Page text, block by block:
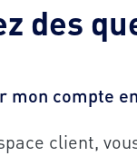
des
mon compte
client,